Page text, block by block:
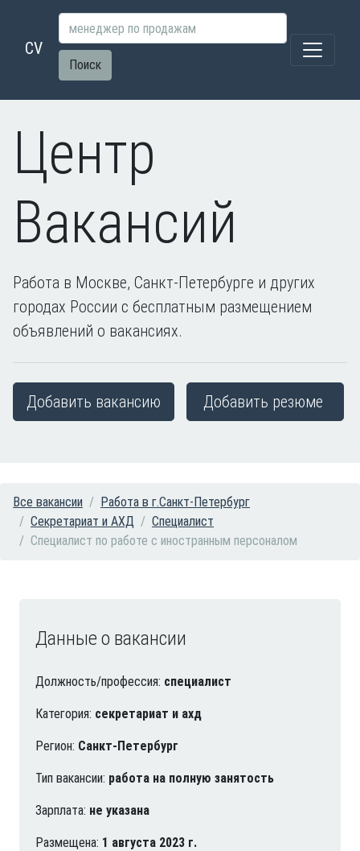
CV
Поиск
Центр
Вакансий
Работа в Москве, Санкт-Петербурге и других
городах России с бесплатным размещением
объявлений о вакансиях.
Добавить вакансию Добавить резюме
Все вакансии
Работа в г.Санкт-Петербург
Секретариат и АХД
Специалист
Специалист по работе с иностранным персоналом
Данные о вакансии
Должность/профессия: специалист
Категория: секретариат и ахд
Регион: Санкт-Петербург
Тип вакансии: работа на полную занятость
Зарплата: не указана
Размещена: 1 августа 2023 г.